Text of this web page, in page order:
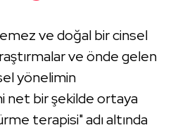
ve doğal bir cinsel
ve önde gelen
yönelimin
net bir şekilde ortaya
terapisi" adı altında